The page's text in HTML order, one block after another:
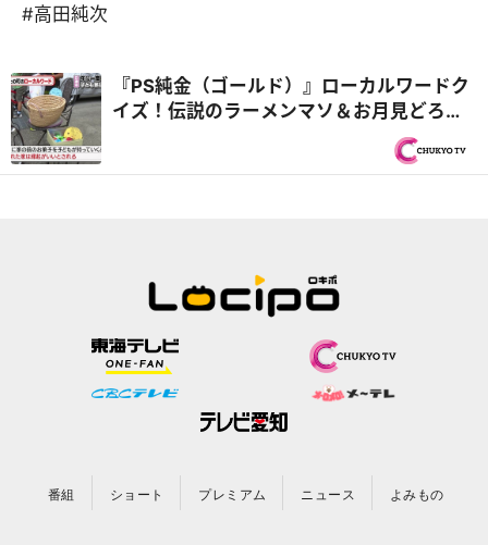
#高田純次
『PS純金（ゴールド）』ローカルワードク
イズ！伝説のラーメンマソ＆お月見どろぼ
番組 ショート プレミアム ニュース よみもの